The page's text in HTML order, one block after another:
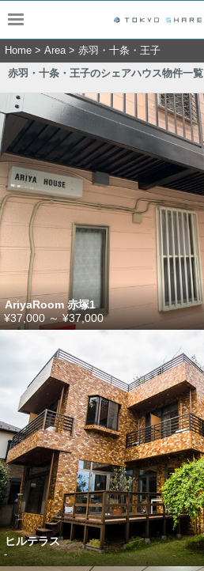
Home > Area> 赤羽・十条・王子
赤羽・十条・王子のシェアハウス物件一覧
AriyaRoom 赤塚1
¥37,000～¥37,000
ヒルテラス
-